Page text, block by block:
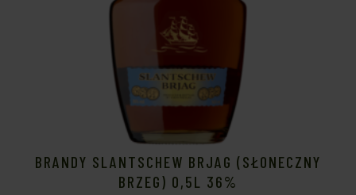
BRANDY SLANTSCHEW BRJAG (SŁONECZNY
BRZEG) 0,5L 36%